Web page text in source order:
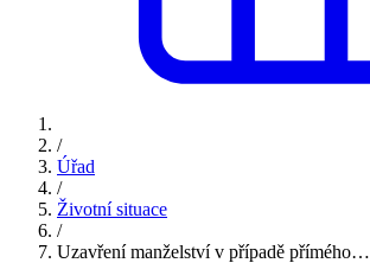
/
Úřad
/
Životní situace
/
Uzavření manželství v případě přímého…